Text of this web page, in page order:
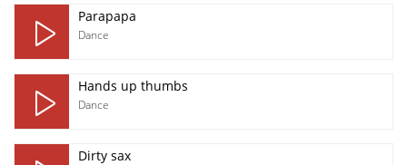
Parapapa
Dance
Hands up thumbs
Dance
Dirty sax